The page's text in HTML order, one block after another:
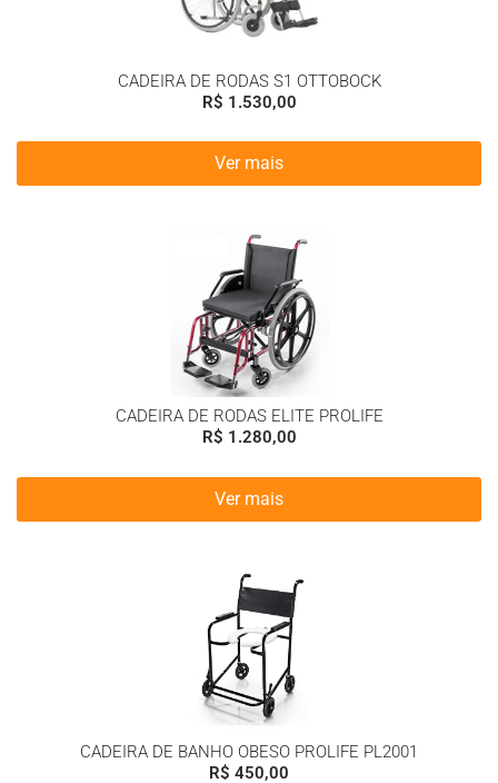
CADEIRA DE RODAS S1 OTTOBOCK
R$ 1.530,00
Ver mais
CADEIRA DE RODAS ELITE PROLIFE
R$ 1.280,00
Ver mais
CADEIRA DE BANHO OBESO PROLIFE PL2001
R$ 450,00